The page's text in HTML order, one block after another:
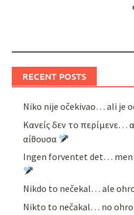
RECENT POSTS
Niko nije očekivao… ali je
Κανείς δεν το περίμενε…
αίθουσα
Ingen forventet det… men
Nikdo to nečekal… ale
Nikto to nečakal… no